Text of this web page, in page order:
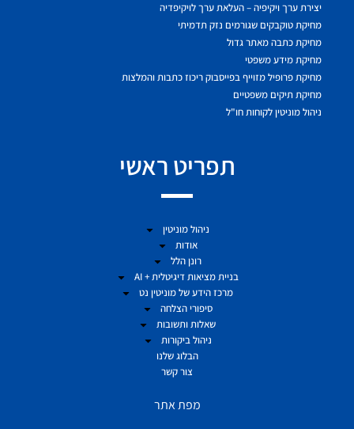
יצירת ערך ויקיפיה – העלאת ערך לויקיפדיה
מחיקת טוקבקים שגורמים נזק תדמיתי
מחיקת כתבה מאתר גדול
מחיקת מידע משפטי
מחיקת פרופיל מזוייף בפייסבוק ריכוז כתבות והמלצות
מחיקת תיקים משפטיים
ניהול מוניטין לקוחות חו"ל
תפריט ראשי
ניהול מוניטין
אודות
רונן הלל
בניית מציאות דיגיטלית + AI
מרכז הידע של מוניטין נט
סיפורי הצלחה
שאלות ותשובות
ניהול ביקורות
הבלוג שלנו
צור קשר
מפת אתר